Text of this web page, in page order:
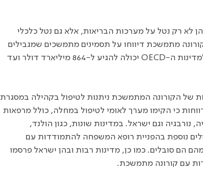
רק נטל על מערכות הבריאות, אלא גם נטל כלכלי
מקרב הסובלים מקורונה מתמשכת דיווחו על תסמינים מתמשכים שמגבילים
ה-OECD
יכולה להגיע ל-864 מיליארד דולר ועד
של הקורונה המתמשכת ניתנות לטיפול בקהילה במסגרת
כי הקימו מערך לאומי לטיפול במחלה, כולל מרפאות
נורבגיה וגם ישראל. במדינות שונות, כגון הולנד,
נוספת בהפניית רופא המשפחה להתמודדות עם
הם סובלים. כמו כן, מדינות רבות ובהן ישראל פרסמו
עם קורונה מתמשכת.